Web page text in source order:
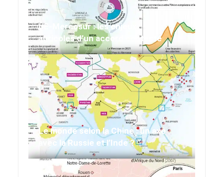
UE-Mercosur : les enjeux
agricoles d’un accord contesté
Le monde selon la Chine : un axe
avec la Russie et l’Inde ?